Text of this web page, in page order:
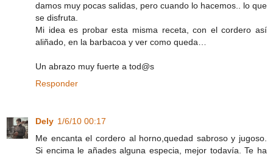
damos muy pocas salidas, pero cuando lo hacemos.. lo que
se disfruta.
Mi idea es probar esta misma receta, con el cordero así
aliñado, en la barbacoa y ver como queda…
Un abrazo muy fuerte a tod@s
Responder
Dely 1/6/10 00:17
Me encanta el cordero al horno,quedad sabroso y jugoso.
Si encima le añades alguna especia, mejor todavía. Te ha